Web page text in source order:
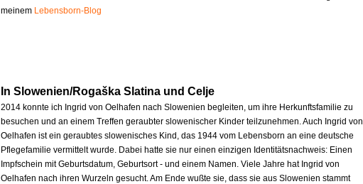
meinem Lebensborn-Blog
In Slowenien/Rogaška Slatina und Celje
2014 konnte ich Ingrid von Oelhafen nach Slowenien begleiten, um ihre Herkunftsfamilie zu
besuchen und an einem Treffen geraubter slowenischer Kinder teilzunehmen. Auch Ingrid von
Oelhafen ist ein geraubtes slowenisches Kind, das 1944 vom Lebensborn an eine deutsche
Pflegefamilie vermittelt wurde. Dabei hatte sie nur einen einzigen Identitätsnachweis: Einen
Impfschein mit Geburtsdatum, Geburtsort - und einem Namen. Viele Jahre hat Ingrid von
Oelhafen nach ihren Wurzeln gesucht. Am Ende wußte sie, dass sie aus Slowenien stammt